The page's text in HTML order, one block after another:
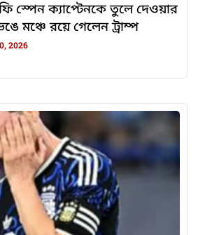
স্পেন ক্যাপ্টেনকে তুলে দেওয়ার
মঞ্চে রয়ে গেলেন ট্রাম্প
2026